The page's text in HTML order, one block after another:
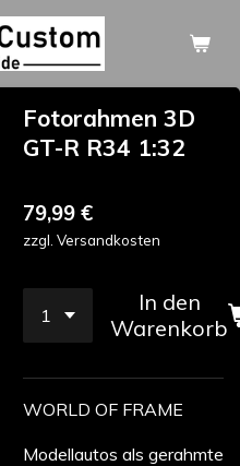
Fotorahmen 3D
GT-R R34 1:32
79,99 €
zzgl. Versandkosten
In den
Warenkorb
WORLD OF FRAME
Modellautos als gerahmte